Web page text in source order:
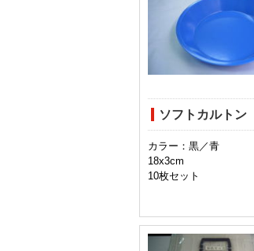
ソフトカルト
カラー：黒／青
18x3cm
10枚セット